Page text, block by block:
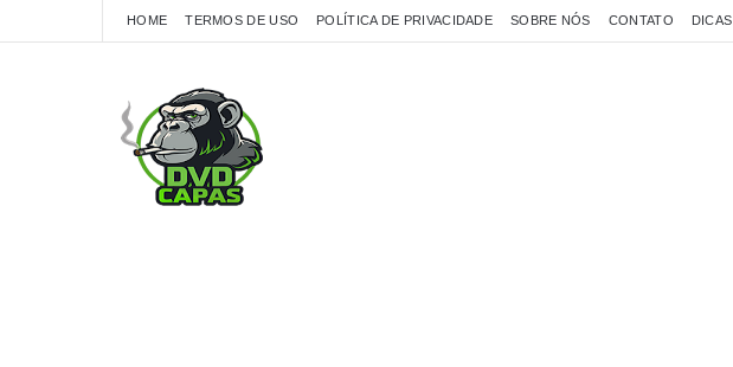
HOME TERMOS DE USO POLÍTICA DE PRIVACIDADE SOBRE NÓS CONTATO DICAS